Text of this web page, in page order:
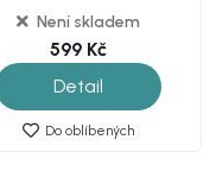
Není skladem
599 Kč
Detail
Do oblíbených